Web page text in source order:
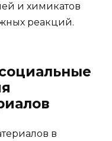
и химикатов
реакций.
в